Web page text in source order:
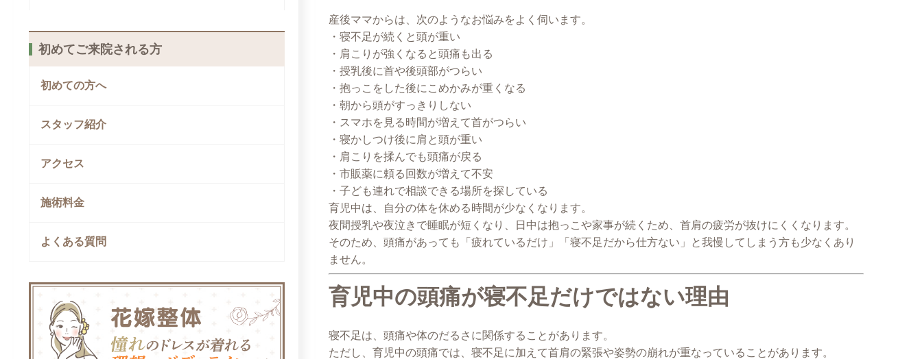
初めてご来院される方
初めての方へ
スタッフ紹介
アクセス
施術料金
よくある質問
産後ママからは、次のようなお悩みをよく伺います。
・寝不足が続くと頭が重い
・肩こりが強くなると頭痛も出る
・授乳後に首や後頭部がつらい
・抱っこをした後にこめかみが重くなる
・朝から頭がすっきりしない
・スマホを見る時間が増えて首がつらい
・寝かしつけ後に肩と頭が重い
・肩こりを揉んでも頭痛が戻る
・市販薬に頼る回数が増えて不安
・子ども連れで相談できる場所を探している
育児中は、自分の体を休める時間が少なくなります。
夜間授乳や夜泣きで睡眠が短くなり、日中は抱っこや家事が続くため、首肩の疲労が抜けにくくなります。
そのため、頭痛があっても「疲れているだけ」「寝不足だから仕方ない」と我慢してしまう方も少なくあり
ません。
育児中の頭痛が寝不足だけではない理由
寝不足は、頭痛や体のだるさに関係することがあります。
ただし、育児中の頭痛では、寝不足に加えて首肩の緊張や姿勢の崩れが重なっていることがあります。